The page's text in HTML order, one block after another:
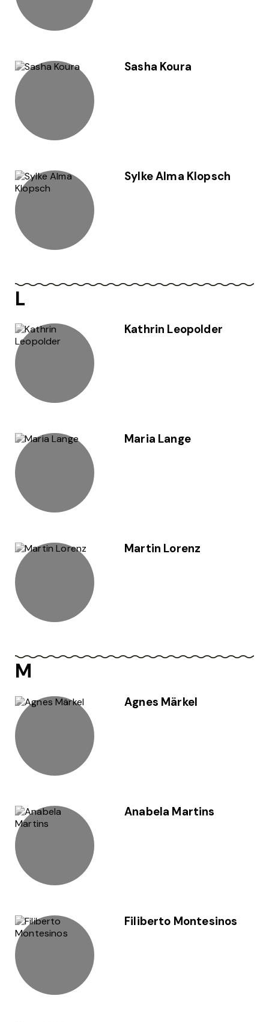
Sasha Koura
Sylke Alma Klopsch
L
Kathrin Leopolder
Maria Lange
Martin Lorenz
M
Agnes Märkel
Anabela Martins
Filiberto Montesinos